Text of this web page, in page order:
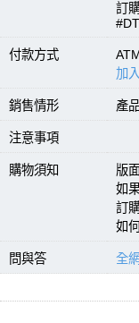
訂
付款方式
加
銷售情形 產
注意事項
購物須知 版
如
訂
如
問與答 全